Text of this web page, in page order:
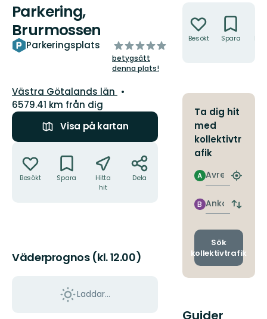
Parkering,
Brurmossen
Parkeringsplats
av
5
stjärnor
betygsätt
denna plats!
Län:
Västra Götalands län
6579.41 km från dig
Visa på kartan
Besökt Spara
Hitta
hit
Dela
Väderprognos (kl. 12.00)
Laddar...
Besökt Spara
Ta dig hit
med
kollektivtr
afik
Avresa
A
Hitta
Ankomst
B
Byt
och
Sök
kollektivtrafik
Guider